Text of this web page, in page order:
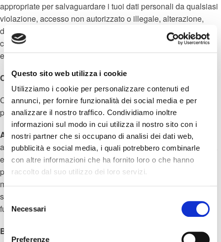
Questo sito web utilizza i cookie
Utilizziamo i cookie per personalizzare contenuti ed
annunci, per fornire funzionalità dei social media e per
analizzare il nostro traffico. Condividiamo inoltre
informazioni sul modo in cui utilizza il nostro sito con i
nostri partner che si occupano di analisi dei dati web,
pubblicità e social media, i quali potrebbero combinarle
con altre informazioni che ha fornito loro o che hanno
raccolto dal suo utilizzo dei loro servizi.
Selezione
delNecessari
Preferenze
appropriate per salvaguardare i tuoi dati personali da qualsiasi
violazione, accesso non autorizzato o illegale, alterazione,
divulgazione o cancellazione, come verifica dell'identità,
crittografia, controllo degli accessi, resistenza a codici maligni
e audit di sicurezza.
Come vengono divulgati i tuoi dati personali
Con il tuo consenso (ove richiesto dalla legge applicabile),
potremmo condividere i dati personali con:
A.
Fornitori di servizi autorizzati .Fornitori di servizi
autorizzati che eseguono servizi per nostro conto, ad esempio,
elaborazione di pagamenti con carta di credito, consegna di
prodotti e servizi, fornitura di assistenza clienti e supporto di
marketing, esecuzione di analisi aziendali e di vendita,
supporto alle funzionalità dei nostri Siti e supporto ad altre
funzionalità e promozioni offerte tramite i nostri Siti.
B.
Di tanto in tanto, potremmo offrire